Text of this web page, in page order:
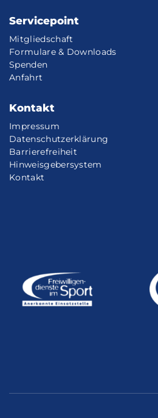
Servicepoint
Mitgliedschaft
Formulare & Downloads
Spenden
Anfahrt
Kontakt
Impressum
Datenschutzerklärung
Barrierefreiheit
Hinweisgebersystem
Kontakt